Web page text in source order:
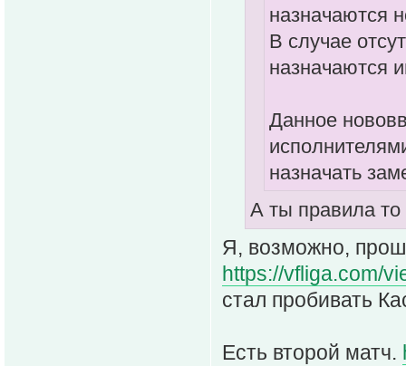
назначаются
В случае
назначаются
Данное
назначать
А ты правила
Я, возможно,
https://vfliga.com/
стал пробивать
Есть второй матч.